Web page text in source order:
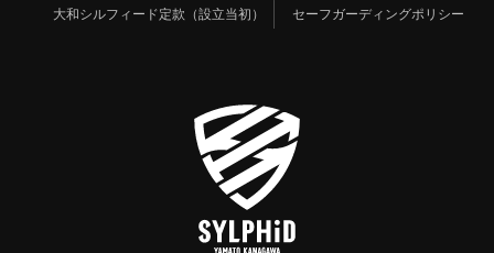
大和シルフィード定款（設立当初） セーフガーディングポリシー